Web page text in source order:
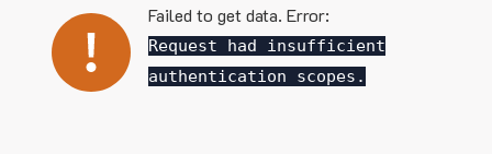
Failed to get data. Error:
Request had insufficient
authentication scopes.